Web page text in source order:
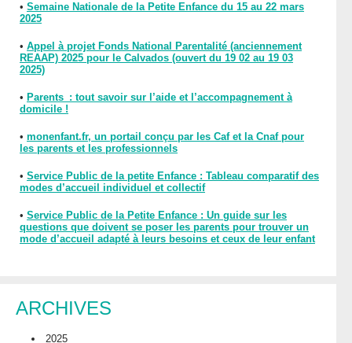
• Semaine Nationale de la Petite Enfance du 15 au 22 mars
2025
• Appel à projet Fonds National Parentalité (anciennement
REAAP) 2025 pour le Calvados (ouvert du 19 02 au 19 03
2025)
• Parents : tout savoir sur l’aide et l’accompagnement à
domicile !
• monenfant.fr, un portail conçu par les Caf et la Cnaf pour
les parents et les professionnels
• Service Public de la petite Enfance : Tableau comparatif des
modes d’accueil individuel et collectif
• Service Public de la Petite Enfance : Un guide sur les
questions que doivent se poser les parents pour trouver un
mode d’accueil adapté à leurs besoins et ceux de leur enfant
ARCHIVES
2025